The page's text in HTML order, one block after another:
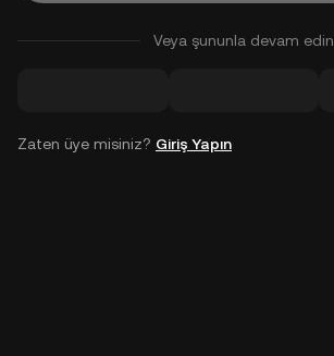
Veya şununla devam edin
Zaten üye misiniz? Giriş Yapın